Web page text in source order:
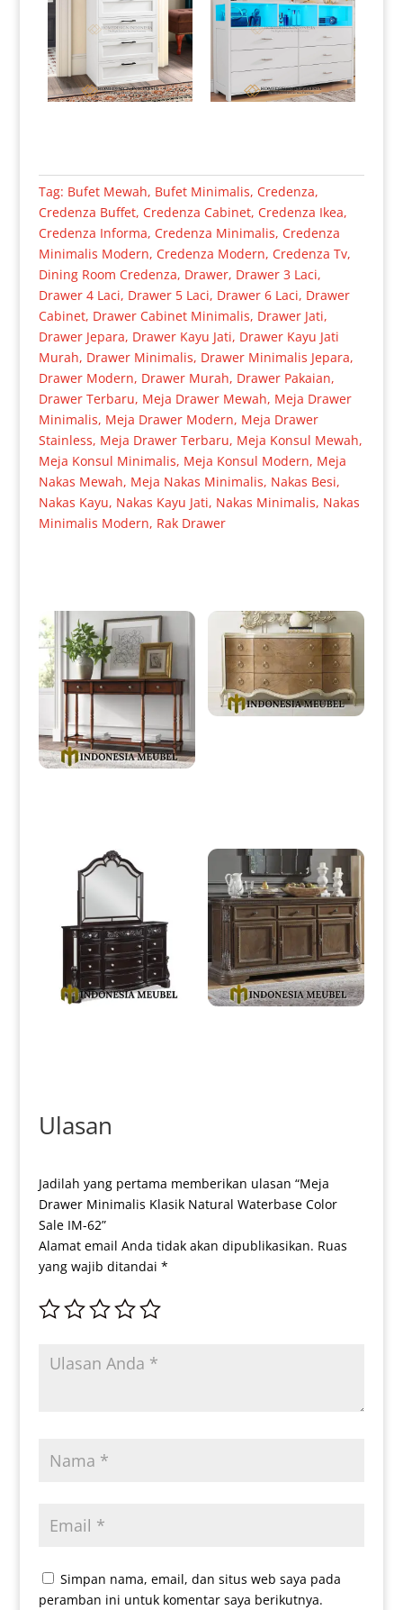
Tag: Bufet Mewah, Bufet Minimalis, Credenza,
Credenza Buffet, Credenza Cabinet, Credenza Ikea,
Credenza Informa, Credenza Minimalis, Credenza
Minimalis Modern, Credenza Modern, Credenza Tv,
Dining Room Credenza, Drawer, Drawer 3 Laci,
Drawer 4 Laci, Drawer 5 Laci, Drawer 6 Laci, Drawer
Cabinet, Drawer Cabinet Minimalis, Drawer Jati,
Drawer Jepara, Drawer Kayu Jati, Drawer Kayu Jati
Murah, Drawer Minimalis, Drawer Minimalis Jepara,
Drawer Modern, Drawer Murah, Drawer Pakaian,
Drawer Terbaru, Meja Drawer Mewah, Meja Drawer
Minimalis, Meja Drawer Modern, Meja Drawer
Stainless, Meja Drawer Terbaru, Meja Konsul Mewah,
Meja Konsul Minimalis, Meja Konsul Modern, Meja
Nakas Mewah, Meja Nakas Minimalis, Nakas Besi,
Nakas Kayu, Nakas Kayu Jati, Nakas Minimalis, Nakas
Minimalis Modern, Rak Drawer
Ulasan
Jadilah yang pertama memberikan ulasan “Meja
Drawer Minimalis Klasik Natural Waterbase Color
Sale IM-62”
Alamat email Anda tidak akan dipublikasikan. Ruas
yang wajib ditandai *
Simpan nama, email, dan situs web saya pada
peramban ini untuk komentar saya berikutnya.